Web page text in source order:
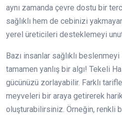
aynı zamanda çevre dostu bir
sağlıklı hem de cebinizi
yerel üreticileri desteklemeyi
Bazı insanlar sağlıklı beslenmeyi
tamamen yanlış bir algı! Tekeli
gücünüzü zorlayabilir. Farklı
meyveleri bir araya getirerek
oluşturabilirsiniz. Örneğin, renkli